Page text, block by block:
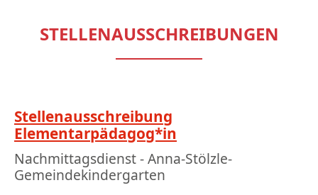
STELLENAUSSCHREIBUNGEN
Stellenausschreibung
Elementarpädagog*in
Nachmittagsdienst - Anna-Stölzle-
Gemeindekindergarten